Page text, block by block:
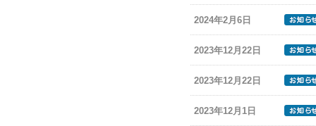
2024年2月6日
2023年12月22日
2023年12月22日
2023年12月1日